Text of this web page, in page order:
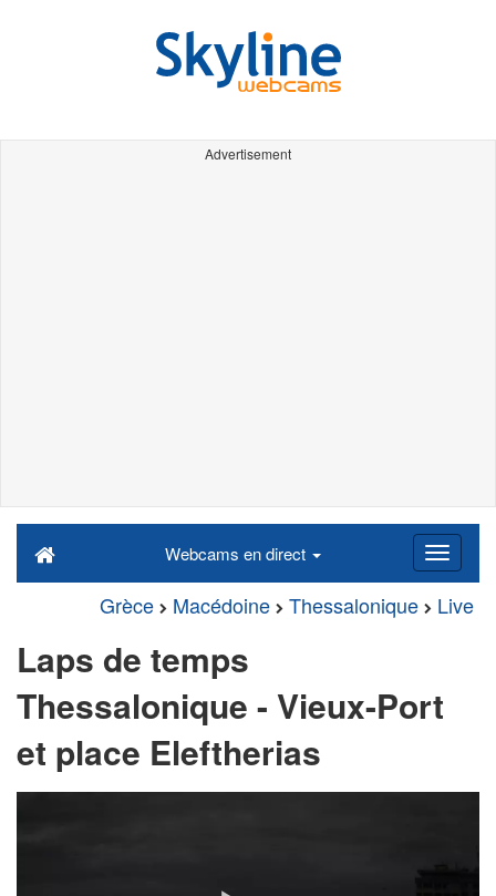
Advertisement
Webcams en direct
Grèce Macédoine Thessalonique Live
Laps de temps
Thessalonique - Vieux-Port
et place Eleftherias